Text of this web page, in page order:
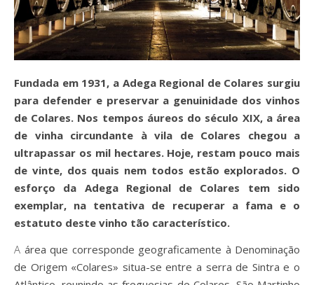
Fundada em 1931, a Adega Regional de Colares surgiu
para defender e preservar a genuinidade dos vinhos
de Colares. Nos tempos áureos do século XIX, a área
de vinha circundante à vila de Colares chegou a
ultrapassar os mil hectares. Hoje, restam pouco mais
de vinte, dos quais nem todos estão explorados. O
esforço da Adega Regional de Colares tem sido
exemplar, na tentativa de recuperar a fama e o
estatuto deste vinho tão característico.
A área que corresponde geograficamente à Denominação
de Origem «Colares» situa-se entre a serra de Sintra e o